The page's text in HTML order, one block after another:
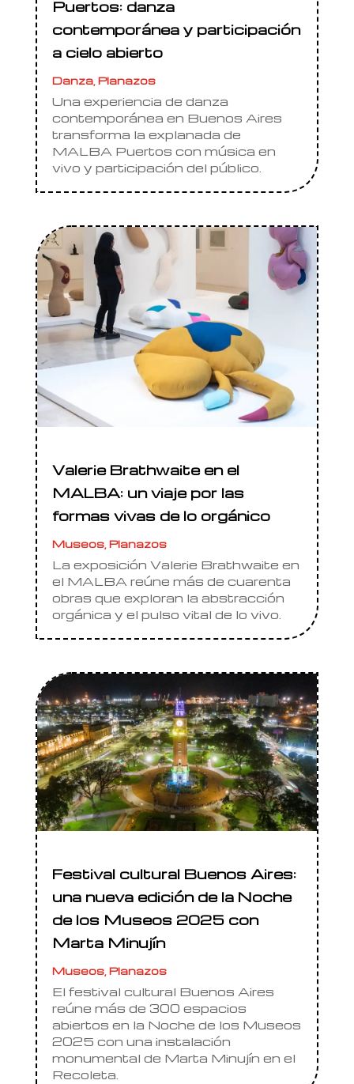
Puertos: danza
contemporánea y participación
a cielo abierto
Danza, Planazos
Una experiencia de danza
contemporánea en Buenos Aires
transforma la explanada de
MALBA Puertos con música en
vivo y participación del público.
Valerie Brathwaite en el
MALBA: un viaje por las
formas vivas de lo orgánico
Museos, Planazos
La exposición Valerie Brathwaite en
el MALBA reúne más de cuarenta
obras que exploran la abstracción
orgánica y el pulso vital de lo vivo.
Festival cultural Buenos Aires:
una nueva edición de la Noche
de los Museos 2025 con
Marta Minujín
Museos,Planazos
El festival cultural Buenos Aires
reúne más de 300 espacios
abiertos en la Noche de los Museos
2025 con una instalación
monumental de Marta Minujín en el
Recoleta.